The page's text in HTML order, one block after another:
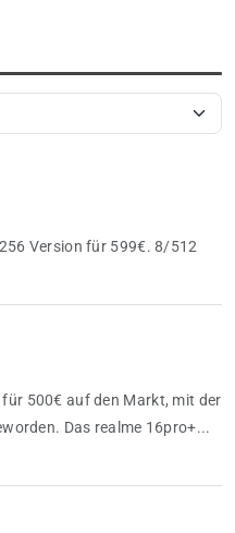
Version für 599€. 8/512
500€ auf den Markt, mit der
Das realme 16pro+...